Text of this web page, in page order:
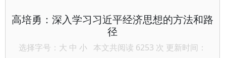
高培勇：深入学习习近平经济思想的方法和路
径
选择字号： 大 中 小 本文共阅读 6253 次 更新时间：